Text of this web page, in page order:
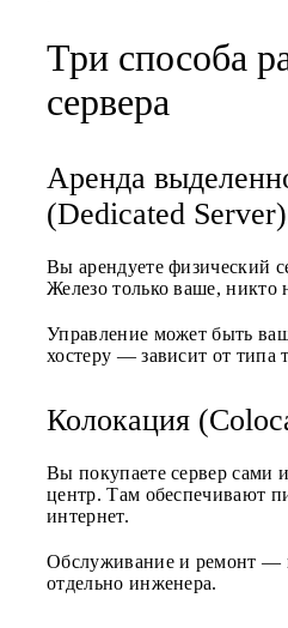
Три способа
сервера
Аренда
(Dedicated Server)
Вы арендуете физический
Железо только ваше, никто
Управление может быть
хостеру — зависит от типа
Колокация
Вы покупаете сервер сами
центр. Там обеспечивают
интернет.
Обслуживание и ремонт —
отдельно инженера.